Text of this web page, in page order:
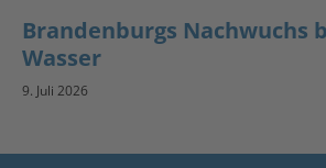
Brandenburgs Nachwuchs
Wasser
9. Juli 2026